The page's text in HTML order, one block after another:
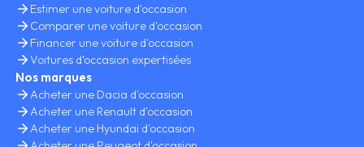
Estimer une voiture d'occasion
Comparer une voiture d'occasion
Financer une voiture d'occasion
Voitures d’occasion expertisées
Nos marques
Acheter une Dacia d'occasion
Acheter une Renault d'occasion
Acheter une Hyundai d'occasion